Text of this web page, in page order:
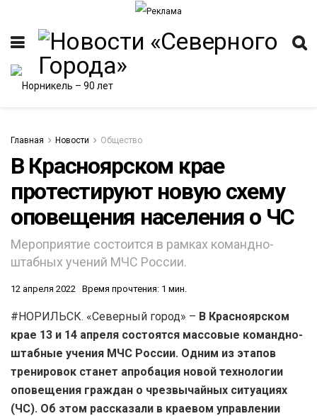
Главная Новости Общество
В Красноярском крае
протестируют новую схему
оповещения населения о ЧС
Мероприятие состоится в рамках командно-
штабных учений МЧС России.
12 апреля 2022 Время прочтения: 1 мин.
#НОРИЛЬСК. «Северный город» – В Красноярском
крае 13 и 14 апреля состоятся массовые командно-
штабные учения МЧС России. Одним из этапов
тренировок станет апробация новой технологии
оповещения граждан о чрезвычайных ситуациях
(ЧС). Об этом рассказали в краевом управлении